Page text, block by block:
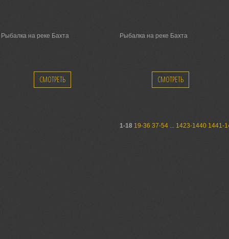
Рыбалка на реке Бахта
СМОТРЕТЬ
Рыбалка на реке Бахта
СМОТРЕТЬ
1-18 19-36 37-54 ... 1423-1440 1441-